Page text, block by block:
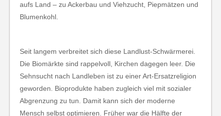
aufs Land – zu Ackerbau und Viehzucht, Piepmätzen und
Blumenkohl.
Seit langem verbreitet sich diese Landlust-Schwärmerei.
Die Biomärkte sind rappelvoll, Kirchen dagegen leer. Die
Sehnsucht nach Landleben ist zu einer Art-Ersatzreligion
geworden. Bioprodukte haben zugleich viel mit sozialer
Abgrenzung zu tun. Damit kann sich der moderne
Mensch selbst optimieren. Früher war die Hälfte der